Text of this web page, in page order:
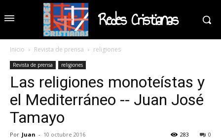
Redes Cristianas
Inicio Revista de prensa religiones
Revista de prensa religiones
Las religiones monoteístas y
el Mediterráneo -- Juan José
Tamayo
Por Juan - 10 octubre 2016 0
283